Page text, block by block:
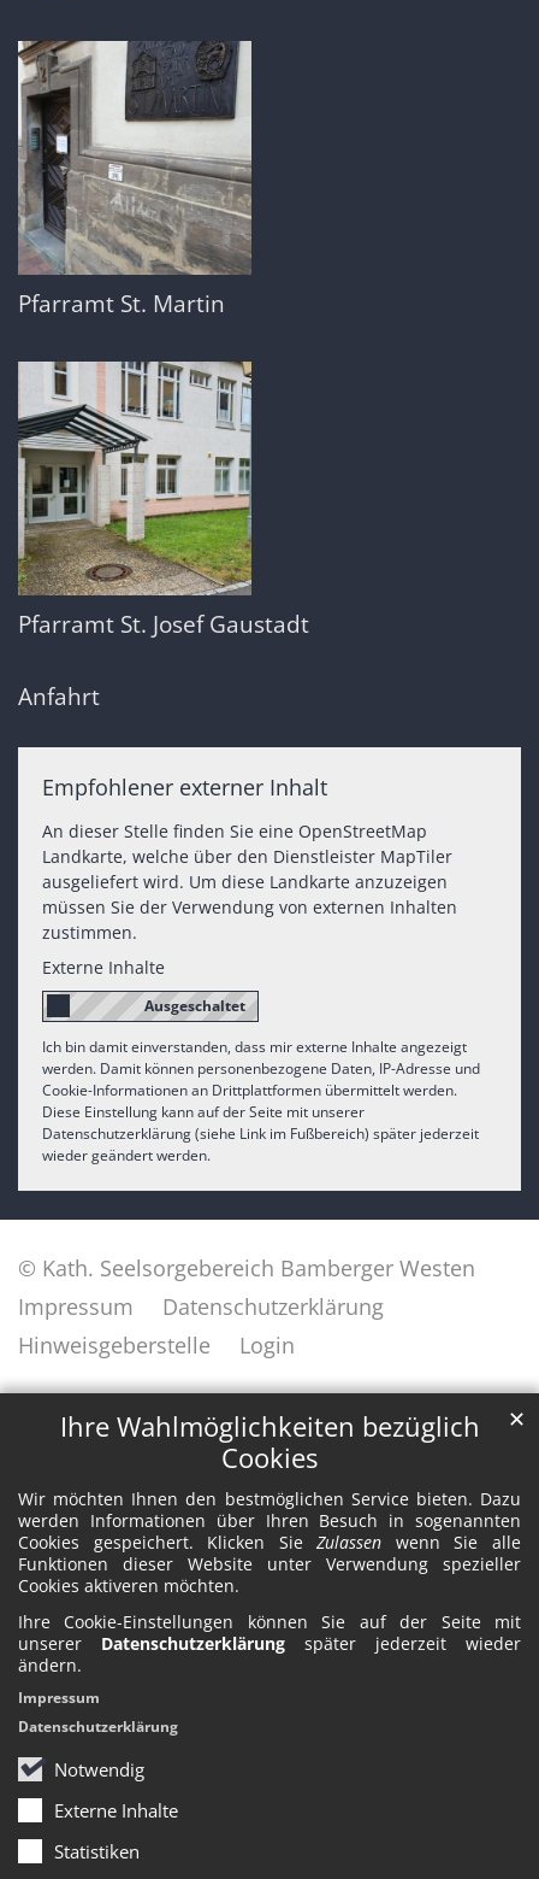
Ihre Wahlmöglichkeiten bezüglich
Cookies
Wir möchten Ihnen den bestmöglichen Service bieten. Dazu
werden Informationen über Ihren Besuch in sogenannten
Cookies gespeichert. Klicken SieZulassen wenn Sie alle
Funktionen dieser Website unter Verwendung spezieller
Cookies aktiveren möchten.
Ihre Cookie-Einstellungen können Sie auf der Seite mit
unserer Datenschutzerklärung später jederzeit wieder
ändern.
Notwendig
Externe Inhalte
Statistiken
✕
Impressum
Datenschutzerklärung
Pfarramt St. Martin
Pfarramt St. Josef Gaustadt
Anfahrt
Empfohlener externer Inhalt
An dieser Stelle finden Sie eine OpenStreetMap
Landkarte, welche über den Dienstleister MapTiler
ausgeliefert wird. Um diese Landkarte anzuzeigen
müssen Sie der Verwendung von externen Inhalten
zustimmen.
Externe Inhalte
Ich bin damit einverstanden, dass mir externe Inhalte angezeigt
werden. Damit können personenbezogene Daten, IP-Adresse und
Cookie-Informationen an Drittplattformen übermittelt werden.
Diese Einstellung kann auf der Seite mit unserer
Datenschutzerklärung (siehe Link im Fußbereich) später jederzeit
wieder geändert werden.
© Kath. Seelsorgebereich Bamberger Westen
Impressum
Datenschutzerklärung
Hinweisgeberstelle
Login